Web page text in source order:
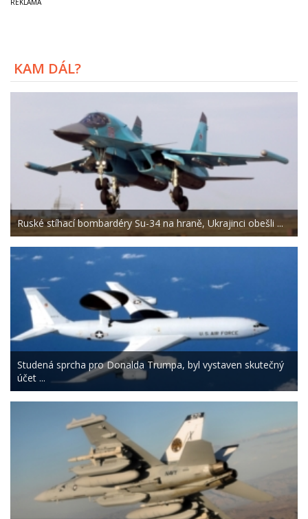
KAM DÁL?
Ruské stíhací bombardéry Su-34 na hraně, Ukrajinci obešli ...
Studená sprcha pro Donalda Trumpa, byl vystaven skutečný
účet ...